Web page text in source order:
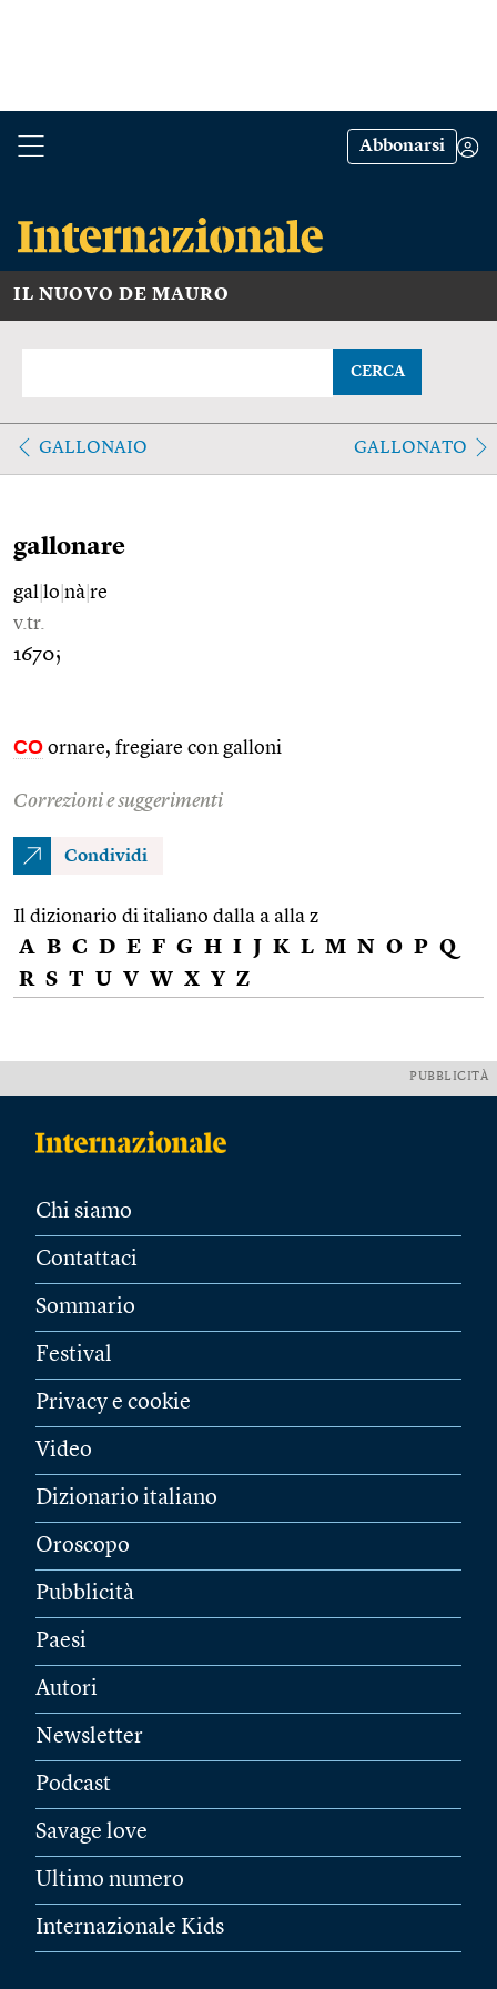
Abbonarsi
IL NUOVO DE MAURO
CERCA
GALLONAIO GALLONATO
gallonare
gal lo nà re
v.tr.
1670;
CO ornare, fregiare con galloni
Correzioni e suggerimenti
Condividi
Il dizionario di italiano dalla a alla z
A B C D E F G H I J K L M N O P Q
R S T U V W X Y Z
PUBBLICITÀ
Chi siamo
Contattaci
Sommario
Festival
Privacy e cookie
Video
Dizionario italiano
Oroscopo
Pubblicità
Paesi
Autori
Newsletter
Podcast
Savage love
Ultimo numero
Internazionale Kids